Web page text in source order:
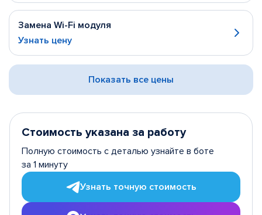
Замена Wi-Fi модуля
Узнать цену
Показать все цены
Стоимость указана за работу
Полную стоимость с деталью узнайте в боте
за 1 минуту
Узнать точную стоимость